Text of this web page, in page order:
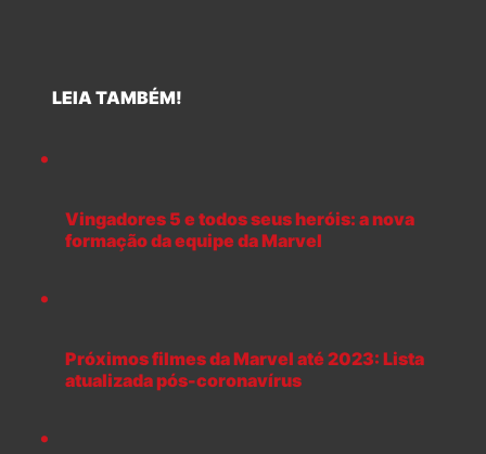
LEIA TAMBÉM!
Vingadores 5 e todos seus heróis: a nova
formação da equipe da Marvel
Próximos filmes da Marvel até 2023: Lista
atualizada pós-coronavírus